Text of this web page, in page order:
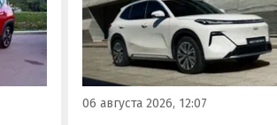
с 4
установкой
типа. Автомобиль оснащен
инновационной системой
названием Electric Motor
Extended Range (EM-R) и
заряжаться от 30 до 80%
06 августа 2026, 12:07